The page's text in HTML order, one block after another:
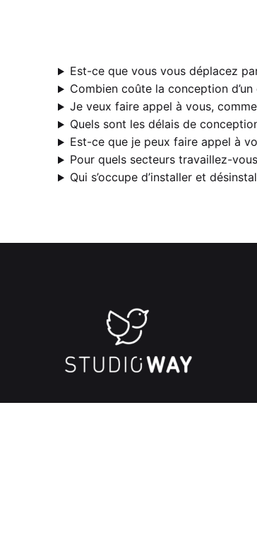
Est-ce que vous vous déplacez
Combien coûte la conception
Je veux faire appel à vous,
Quels sont les délais de
Est-ce que je peux faire appel à
Pour quels secteurs travaillez-
Qui s’occupe d’installer et